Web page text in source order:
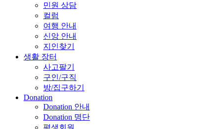
민원 상담
컬럼
여행 안내
신앙 안내
지인찾기
생활 장터
사고팔기
구인/구직
방/집구하기
Donation
Donation 안내
Donation 명단